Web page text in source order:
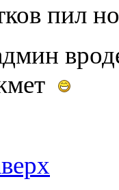
пил